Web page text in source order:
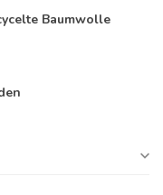
Baumwolle